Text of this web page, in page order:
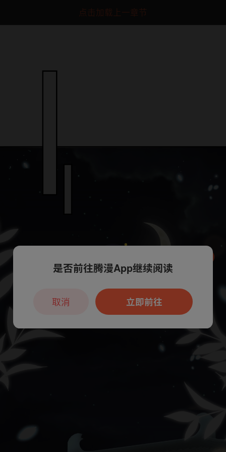
点击加载上一章节
本章节仅支持App阅读，可打开App新用
户7天免费看
是否前往腾漫App继续阅读
立即前往
取消